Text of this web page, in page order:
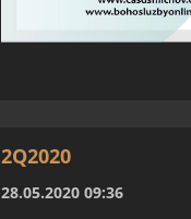
2Q2020
28.05.2020 09:36